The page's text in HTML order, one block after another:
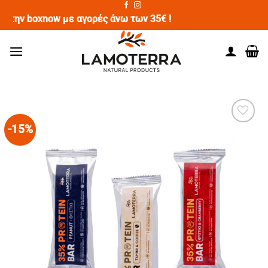
στο boxnow με αγορές άνω των 35€ !
-15%
ΠΡΌΣΘΉΚΗ
ΣΤΗΝ
ΛΊΣΤΑ
ΕΠΙΘΥΜΙΏΝ